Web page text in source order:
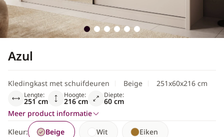
Azul
Kledingkast met schuifdeuren Beige 251x60x216 cm
Lengte:
251 cm
Hoogte:
216 cm
Diepte:
60 cm
Meer product informatie
Kleur:
Beige Wit Eiken